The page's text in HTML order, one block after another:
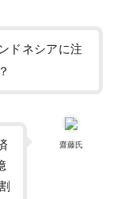
ドネシアに注
齋藤氏